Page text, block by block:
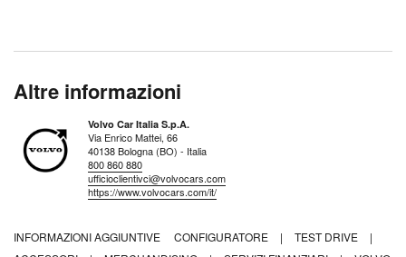
Altre informazioni
Volvo Car Italia S.p.A.
Via Enrico Mattei, 66
40138 Bologna (BO) - Italia
800 860 880
ufficioclientivci@volvocars.com
https://www.volvocars.com/it/
INFORMAZIONI AGGIUNTIVE CONFIGURATORE | TEST DRIVE
|